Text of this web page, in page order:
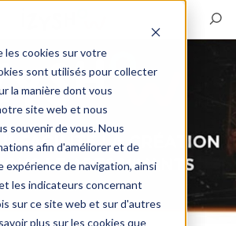
les cookies sur votre
sont utilisés pour collecter
la manière dont vous
site web et nous
souvenir de vous. Nous
afin d'améliorer et de
expérience de navigation, ainsi
les indicateurs concernant
sur ce site web et sur d'autres
plus sur les cookies que